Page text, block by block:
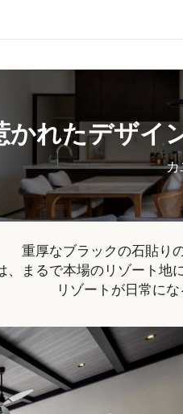
かれたデザイ
カ
重厚なブラックの石貼り
、まるで本場のリゾート地
リゾートが日常に